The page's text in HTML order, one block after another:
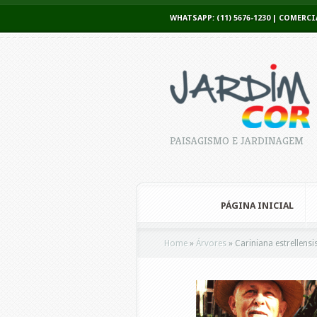
WHATSAPP: (11) 5676-1230 |
PAISAGISMO E JARDINAGEM
PÁGINA INICIAL
Home » Árvores » Cariniana